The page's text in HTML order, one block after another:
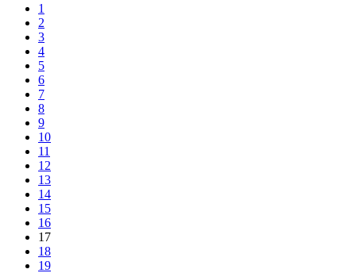
1
2
3
4
5
6
7
8
9
10
11
12
13
14
15
16
17
18
19